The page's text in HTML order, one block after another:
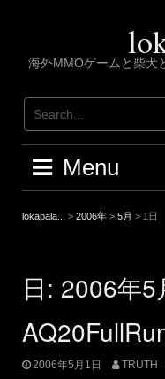
海外MMOゲームと柴犬
Menu
lokapala... > 2006年 > 5月 > 1日
日: 2006年5
2006年5月1日 TRUTH